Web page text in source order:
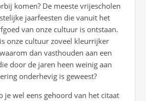
komen? De meeste vrijescholen
jaarfeesten die vanuit het
van onze cultuur is ontstaan.
onze cultuur zoveel kleurrijker
dan vasthouden aan een
door de jaren heen weinig aan
onderhevig is geweest?
je wel eens gehoord van het citaat